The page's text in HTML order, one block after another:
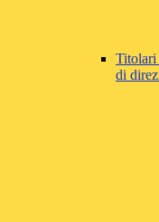
Titolari
di